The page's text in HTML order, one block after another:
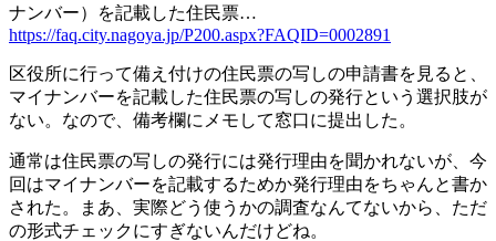
ナンバー）を記載した住民票…
https://faq.city.nagoya.jp/P200.aspx?FAQID=0002891
区役所に行って備え付けの住民票の写しの申請書を見ると、
マイナンバーを記載した住民票の写しの発行という選択肢が
ない。なので、備考欄にメモして窓口に提出した。
通常は住民票の写しの発行には発行理由を聞かれないが、今
回はマイナンバーを記載するためか発行理由をちゃんと書か
された。まあ、実際どう使うかの調査なんてないから、ただ
の形式チェックにすぎないんだけどね。